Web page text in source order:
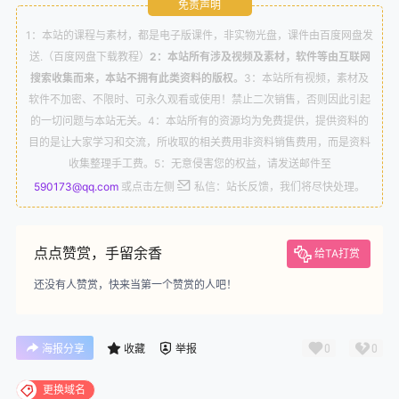
18.
WordPress Redis 配置指南：Object Cache Pro 插
19.
WordPress 彻底禁用上传媒体图片自动生成缩略图及
多尺寸图片
20. WordPress清理数据库冗余数据加速网站运行速度
免责声明
1：本站的课程与素材，都是电子版课件，非实物光盘，课件由百度网盘发
送.（百度网盘下载教程） 2：本站所有涉及视频及素材，软件等由互联网
搜索收集而来，本站不拥有此类资料的版权。 3：本站所有视频，素材及
软件不加密、不限时、可永久观看或使用！禁止二次销售，否则因此引起
的一切问题与本站无关。4：本站所有的资源均为免费提供，提供资料的
目的是让大家学习和交流，所收取的相关费用非资料销售费用，而是资料
收集整理手工费。5：无意侵害您的权益，请发送邮件至
590173@qq.com 或点击左侧 私信：站长反馈，我们将尽快处理。
点点赞赏，手留余香 给TA打赏
还没有人赞赏，快来当第一个赞赏的人吧！
海报分享 收藏 举报 0 0
更换域名